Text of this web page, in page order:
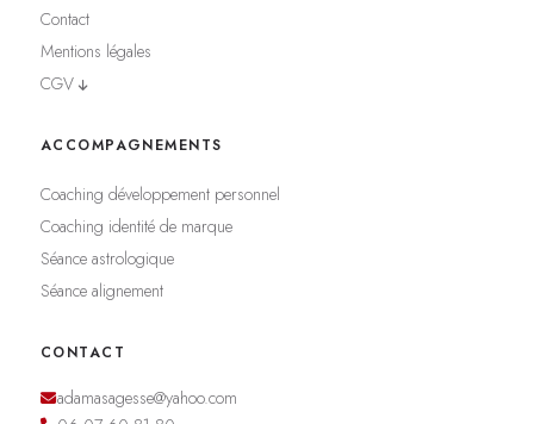
Contact
Mentions légales
CGV
ACCOMPAGNEMENTS
Coaching développement personnel
Coaching identité de marque
Séance astrologique
Séance alignement
CONTACT
adamasagesse@yahoo.com